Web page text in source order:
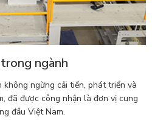
ngành
không ngừng cải tiến, phát triển và
đã được công nhận là đơn vị cung
đầu Việt Nam.